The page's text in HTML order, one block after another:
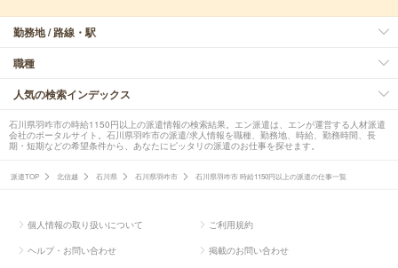
勤務地 / 路線・駅
職種
人気の検索インデックス
石川県羽咋市の時給1150円以上の派遣情報の検索結果。エン派遣は、エンが運営する人材派遣
会社のポータルサイト。石川県羽咋市の派遣/求人情報を職種、勤務地、時給、勤務時間、長
期・短期などの希望条件から、あなたにピッタリの派遣のお仕事を探せます。
派遣TOP 北信越 石川県 石川県羽咋市 石川県羽咋市 時給1150円以上の派遣の仕事一覧
個人情報の取り扱いについて ご利用規約
ヘルプ・お問い合わせ 掲載のお問い合わせ